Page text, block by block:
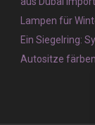
Lampen für
Ein Siegelring:
Autositze färben